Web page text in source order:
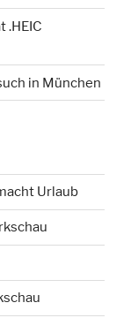
.HEIC
in München
Urlaub